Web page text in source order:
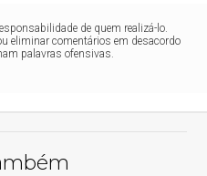
de quem realizá-lo.
eliminar comentários em desacordo
palavras ofensivas.